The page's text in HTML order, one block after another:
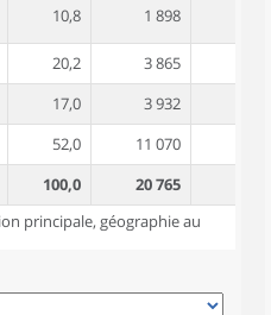
10,8 1 898
20,2 3 865
17,0 3 932
52,0 11 070
100,0 20 765
principale, géographie au